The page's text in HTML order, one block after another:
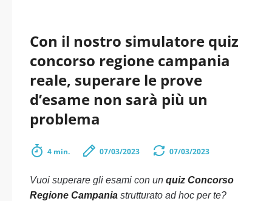
Con il nostro simulatore quiz
concorso regione campania
reale, superare le prove
d’esame non sarà più un
problema
4 min. 07/03/2023 07/03/2023
Vuoi superare gli esami con un quiz Concorso
Regione Campania strutturato ad hoc per te?